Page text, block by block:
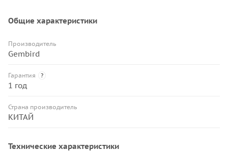
Общие характеристики
Производитель
Gembird
Гарантия ?
1 год
Страна производитель
КИТАЙ
Технические характеристики